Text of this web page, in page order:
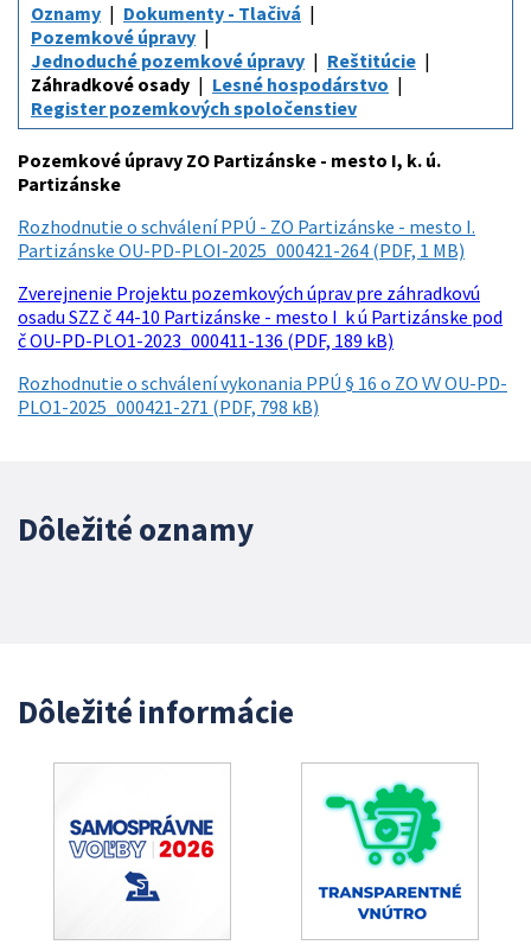
Oznamy
Dokumenty - Tlačivá
Pozemkové úpravy
Jednoduché pozemkové úpravy
Reštitúcie
Záhradkové osady
Lesné hospodárstvo
Register pozemkových spoločenstiev
Pozemkové úpravy ZO Partizánske - mesto I, k. ú.
Partizánske
Rozhodnutie o schválení PPÚ - ZO Partizánske - mesto I.
Partizánske OU-PD-PLOI-2025_000421-264 (PDF, 1 MB)
Zverejnenie Projektu pozemkových úprav pre záhradkovú
osadu SZZ č 44-10 Partizánske - mesto I k ú Partizánske pod
č OU-PD-PLO1-2023_000411-136 (PDF, 189 kB)
Rozhodnutie o schválení vykonania PPÚ § 16 o ZO VV OU-PD-
PLO1-2025_000421-271 (PDF, 798 kB)
Dôležité oznamy
Dôležité informácie